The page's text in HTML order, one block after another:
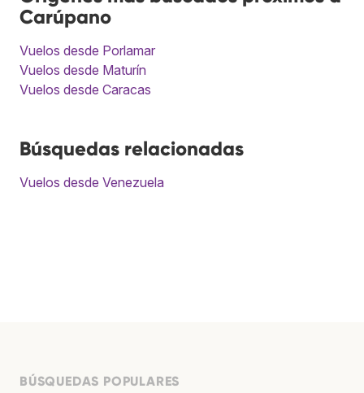
Carúpano
Vuelos desde Porlamar
Vuelos desde Maturín
Vuelos desde Caracas
Búsquedas relacionadas
Vuelos desde Venezuela
BÚSQUEDAS POPULARES